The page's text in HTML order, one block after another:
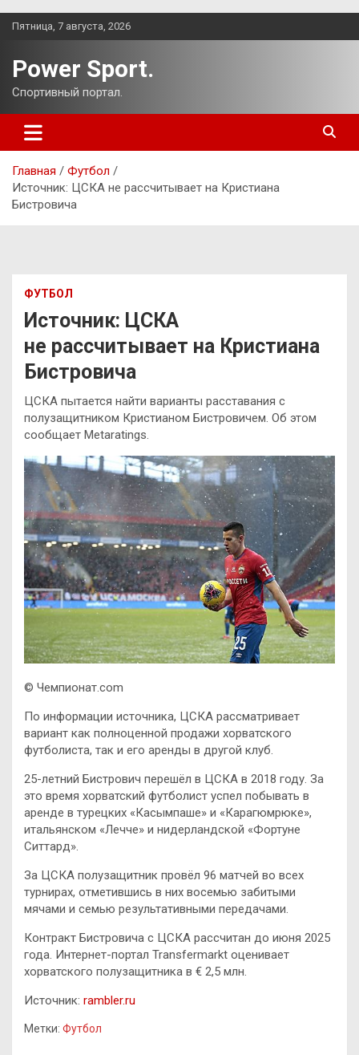
Перейти
Пятница, 7 августа, 2026
Power Sport.
Спортивный портал.
Главная
Футбол
Источник: ЦСКА не рассчитывает на Кристиана
Бистровича
ФУТБОЛ
Источник: ЦСКА
не рассчитывает на Кристиана
Бистровича
ЦСКА пытается найти варианты расставания с
полузащитником Кристианом Бистровичем. Об этом
сообщает Metaratings.
© Чемпионат.com
По информации источника, ЦСКА рассматривает
вариант как полноценной продажи хорватского
футболиста, так и его аренды в другой клуб.
25-летний Бистрович перешёл в ЦСКА в 2018 году. За
это время хорватский футболист успел побывать в
аренде в турецких «Касымпаше» и «Карагюмрюке»,
итальянском «Лечче» и нидерландской «Фортуне
Ситтард».
За ЦСКА полузащитник провёл 96 матчей во всех
турнирах, отметившись в них восемью забитыми
мячами и семью результативными передачами.
Контракт Бистровича с ЦСКА рассчитан до июня 2025
года. Интернет-портал Transfermarkt оценивает
хорватского полузащитника в € 2,5 млн.
Источник: rambler.ru
Метки: Футбол